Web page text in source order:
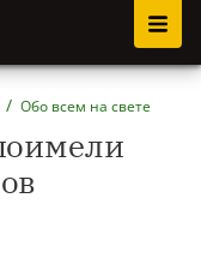
Обо всем на свете